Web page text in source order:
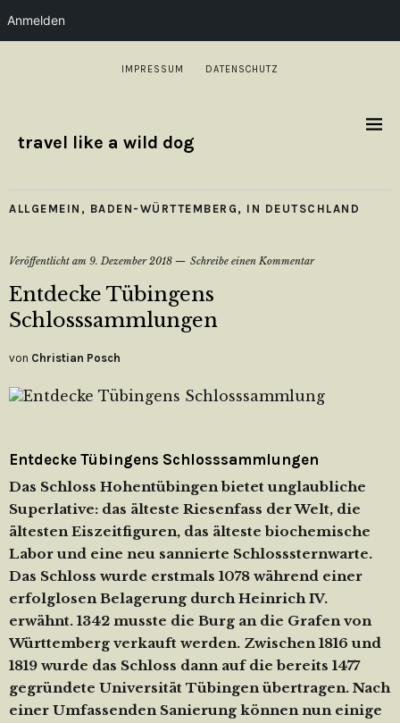
IMPRESSUM DATENSCHUTZ
travel like a wild dog
ALLGEMEIN , BADEN-WÜRTTEMBERG , IN DEUTSCHLAND
Veröffentlicht am 9. Dezember 2018 Schreibe einen Kommentar
Entdecke Tübingens
Schlosssammlungen
von Christian Posch
Entdecke Tübingens Schlosssammlungen
Das Schloss Hohentübingen bietet unglaubliche
Superlative: das älteste Riesenfass der Welt, die
ältesten Eiszeitfiguren, das älteste biochemische
Labor und eine neu sannierte Schlosssternwarte.
Das Schloss wurde erstmals 1078 während einer
erfolglosen Belagerung durch Heinrich IV.
erwähnt. 1342 musste die Burg an die Grafen von
Württemberg verkauft werden. Zwischen 1816 und
1819 wurde das Schloss dann auf die bereits 1477
gegründete Universität Tübingen übertragen. Nach
einer Umfassenden Sanierung können nun einige
Anmelden